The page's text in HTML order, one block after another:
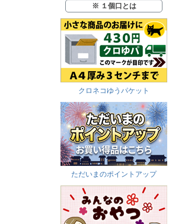
※ １個口とは
クロネコゆうパケット
ただいまのポイントアップ